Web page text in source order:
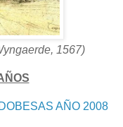
1567)
AÑO 2008